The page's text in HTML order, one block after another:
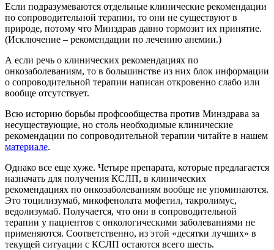
Если подразумеваются отдельные клинические рекомендации
по сопроводительной терапии, то они не существуют в
природе, потому что Минздрав давно тормозит их принятие.
(Исключение – рекомендации по лечению анемии.)
А если речь о клинических рекомендациях по
онкозаболеваниям, то в большинстве из них блок информации
о сопроводительной терапии написан откровенно слабо или
вообще отсутствует.
Всю историю борьбы профсообщества против Минздрава за
несуществующие, но столь необходимые клинические
рекомендации по сопроводительной терапии читайте в нашем
материале.
Однако все еще хуже. Четыре препарата, которые предлагается
назначать для получения КСЛП, в клинических
рекомендациях по онкозаболеваниям вообще не упоминаются.
Это тоцилизумаб, микофенолата мофетил, такролимус,
ведолизумаб. Получается, что они в сопроводительной
терапии у пациентов с онкологическими заболеваниями не
применяются. Соответственно, из этой «десятки лучших» в
текущей ситуации с КСЛП остаются всего шесть.